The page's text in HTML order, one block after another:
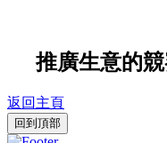
推廣生意的
返回主頁
回到頂部